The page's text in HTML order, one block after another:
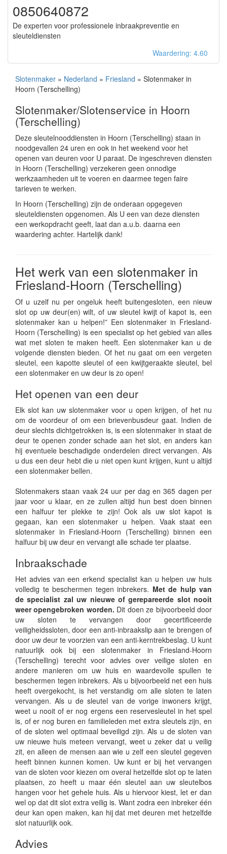
0850640872
De experten voor professionele inbraakpreventie en
sleuteldiensten
Waardering: 4.60
Slotenmaker » Nederland » Friesland » Slotenmaker in
Hoorn (Terschelling)
Slotenmaker/Slotenservice in Hoorn
(Terschelling)
Deze sleutelnooddiensten in Hoorn (Terschelling) staan in
noodgevallen 24 uren en ook in het weekend voor het
openen van deuren voor U paraat. De ingeschreven diensten
in Hoorn (Terschelling) verzekeren geen onnodige
werkzaamheden uit te voeren en daarmee tegen faire
tarieven te werken.
In Hoorn (Terschelling) zijn de onderaan opgegeven
sleuteldiensten opgenomen. Als U een van deze diensten
een werkopdracht geeft, laat dan a.u.b. daarna een
waardering achter. Hartelijk dank!
Het werk van een slotenmaker in
Friesland-Hoorn (Terschelling)
Of u uzelf nu per ongeluk heeft buitengesloten, een nieuw
slot op uw deur(en) wilt, of uw sleutel kwijt of kapot is, een
slotenmaker kan u helpen!” Een slotenmaker in Friesland-
Hoorn (Terschelling) is een specialist op het gebied van alles
wat met sloten te maken heeft. Een slotenmaker kan u de
volgende diensten bieden. Of het nu gaat om een vergeten
sleutel, een kapotte sleutel of een kwijtgeraakte sleutel, bel
een slotenmaker en uw deur is zo open!
Het openen van een deur
Elk slot kan uw slotenmaker voor u open krijgen, of het nu
om de voordeur of om een brievenbusdeur gaat. Indien de
deur slechts dichtgetrokken is, is een slotenmaker in staat de
deur te openen zonder schade aan het slot, en anders kan
hij eventuele beschadigde onderdelen direct vervangen. Als
u dus een deur hebt die u niet open kunt krijgen, kunt u altijd
een slotenmaker bellen.
Slotenmakers staan vaak 24 uur per dag en 365 dagen per
jaar voor u klaar, en ze zullen altijd hun best doen binnen
een halfuur ter plekke te zijn! Ook als uw slot kapot is
gegaan, kan een slotenmaker u helpen. Vaak staat een
slotenmaker in Friesland-Hoorn (Terschelling) binnen een
halfuur bij uw deur en vervangt alle schade ter plaatse.
Inbraakschade
Het advies van een erkend specialist kan u helpen uw huis
volledig te beschermen tegen inbrekers. Met de hulp van
de specialist zal uw nieuwe of gerepareerde slot nooit
weer opengebroken worden. Dit doen ze bijvoorbeeld door
uw sloten te vervangen door gecertificeerde
veiligheidssloten, door een anti-inbraakslip aan te brengen of
door uw deur te voorzien van een anti-kerntrekbeslag. U kunt
natuurlijk ook bij een slotenmaker in Friesland-Hoorn
(Terschelling) terecht voor advies over veilige sloten en
andere manieren om uw huis en waardevolle spullen te
beschermen tegen inbrekers. Als u bijvoorbeeld net een huis
heeft overgekocht, is het verstandig om alle sloten te laten
vervangen. Als u de sleutel van de vorige inwoners krijgt,
weet u nooit of er nog ergens een reservesleutel in het spel
is, of er nog buren en familieleden met extra sleutels zijn, en
of de sloten wel optimaal beveiligd zijn. Als u de sloten van
uw nieuwe huis meteen vervangt, weet u zeker dat u veilig
zit, en alleen de mensen aan wie u zelf een sleutel gegeven
heeft binnen kunnen komen. Uw kunt er bij het vervangen
van de sloten voor kiezen om overal hetzelfde slot op te laten
plaatsen, zo heeft u maar één sleutel aan uw sleutelbos
hangen voor het gehele huis. Als u hiervoor kiest, let er dan
wel op dat dit slot extra veilig is. Want zodra een inbreker één
deur kan open maken, kan hij dat met deuren met hetzelfde
slot natuurlijk ook.
Advies